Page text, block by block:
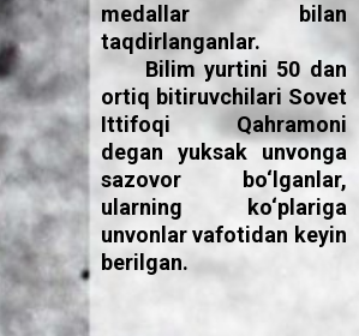
medallar bilan
taqdirlanganlar.
Bilim yurtini 50 dan
ortiq bitiruvchilari Sovet
Ittifoqi Qahramoni
degan yuksak unvonga
sazovor bo‘lganlar,
ularning ko‘plariga
unvonlar vafotidan keyin
berilgan.